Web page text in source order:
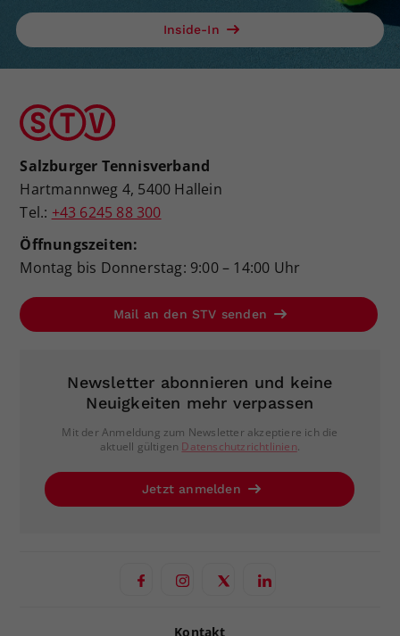
Inside-In
Salzburger Tennisverband
Hartmannweg 4, 5400 Hallein
Tel.: +43 6245 88 300
Öffnungszeiten:
Montag bis Donnerstag: 9:00 – 14:00 Uhr
Mail an den STV senden
Newsletter abonnieren und keine
Neuigkeiten mehr verpassen
Mit der Anmeldung zum Newsletter akzeptiere ich die
aktuell gültigen Datenschutzrichtlinien.
Jetzt anmelden
Kontakt